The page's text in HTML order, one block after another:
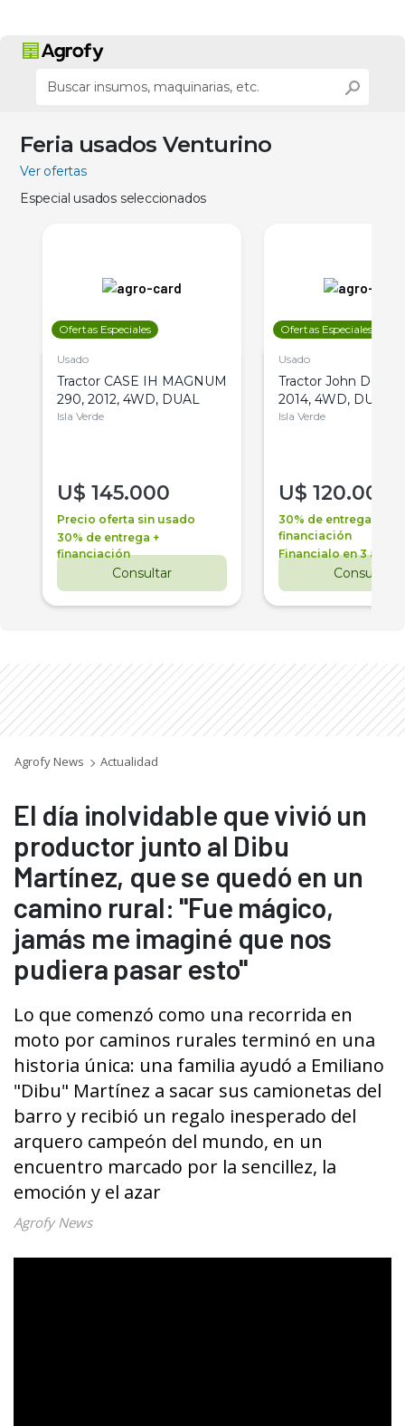
Feria usados Venturino
Ver ofertas
Especial usados seleccionados
Ofertas Especiales
Usado
Tractor CASE IH MAGNUM
290, 2012, 4WD, DUAL
Isla Verde
U$ 145.000
Precio oferta sin usado
30% de entrega +
financiación
Consultar
Ofertas Especiales
Usado
Tractor John Deere
2014, 4WD, DUAL
Isla Verde
U$ 120.000
30% de entrega +
financiación
Financialo en 3 años
Consultar
Agrofy News Actualidad
El día inolvidable que vivió un
productor junto al Dibu
Martínez, que se quedó en un
camino rural: "Fue mágico,
jamás me imaginé que nos
pudiera pasar esto"
Lo que comenzó como una recorrida en
moto por caminos rurales terminó en una
historia única: una familia ayudó a Emiliano
"Dibu" Martínez a sacar sus camionetas del
barro y recibió un regalo inesperado del
arquero campeón del mundo, en un
encuentro marcado por la sencillez, la
emoción y el azar
Agrofy News